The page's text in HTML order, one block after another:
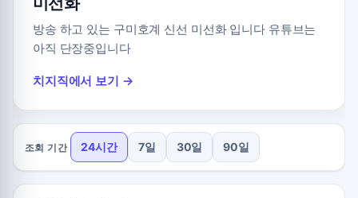
방송 하고 있는 구미호계 신선 미선화 입니다 유튜브는
아직 단장중입니다
치지직에서 보기 →
조회 기간 24시간 7일 30일 90일